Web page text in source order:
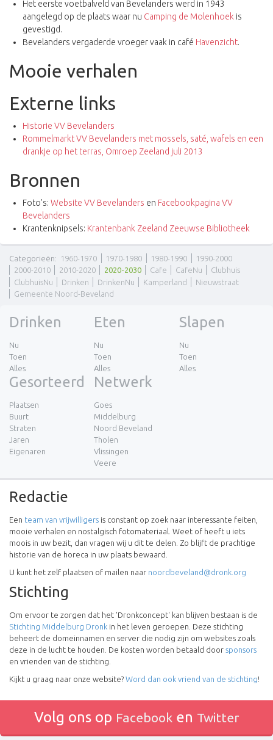
Het eerste voetbalveld van Bevelanders werd in 1943
aangelegd op de plaats waar nu Camping de Molenhoek is
gevestigd.
Bevelanders vergaderde vroeger vaak in café Havenzicht.
Mooie verhalen
Externe links
Historie VV Bevelanders
Rommelmarkt VV Bevelanders met mossels, saté, wafels en een
drankje op het terras, Omroep Zeeland juli 2013
Bronnen
Foto's:Website VV Bevelanders en Facebookpagina VV
Bevelanders
Krantenknipsels: Krantenbank Zeeland Zeeuwse Bibliotheek
Categorieën: 1960-1970 1970-1980 1980-1990
1990-2000
2000-2010
2010-2020 2020-2030 Cafe CafeNu
Clubhuis
ClubhuisNu
Drinken DrinkenNu Kamperland
Nieuwstraat
Gemeente Noord-Beveland
Drinken
Nu
Toen
Alles
Eten
Nu
Toen
Alles
Slapen
Nu
Toen
Alles
Gesorteerd
Plaatsen
Buurt
Straten
Jaren
Eigenaren
Netwerk
Goes
Middelburg
Noord Beveland
Tholen
Vlissingen
Veere
Redactie
Een team van vrijwilligers is constant op zoek naar interessante feiten,
mooie verhalen en nostalgisch fotomateriaal. Weet of heeft u iets
moois in uw bezit, dan vragen wij u dit te delen. Zo blijft de prachtige
historie van de horeca in uw plaats bewaard.
U kunt het zelf plaatsen of mailen naar noordbeveland@dronk.org
Stichting
Om ervoor te zorgen dat het 'Dronkconcept' kan blijven bestaan is de
Stichting Middelburg Dronk in het leven geroepen. Deze stichting
beheert de domeinnamen en server die nodig zijn om websites zoals
deze in de lucht te houden. De kosten worden betaald door sponsors
en vrienden van de stichting.
Kijkt u graag naar onze website? Word dan ook vriend van de stichting!
Volg ons op Facebooken Twitter